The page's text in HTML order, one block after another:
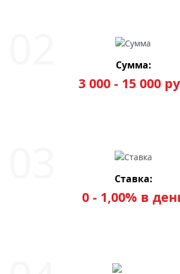
Сумма:
3 000 - 15 000
Ставка:
0 - 1,00% в